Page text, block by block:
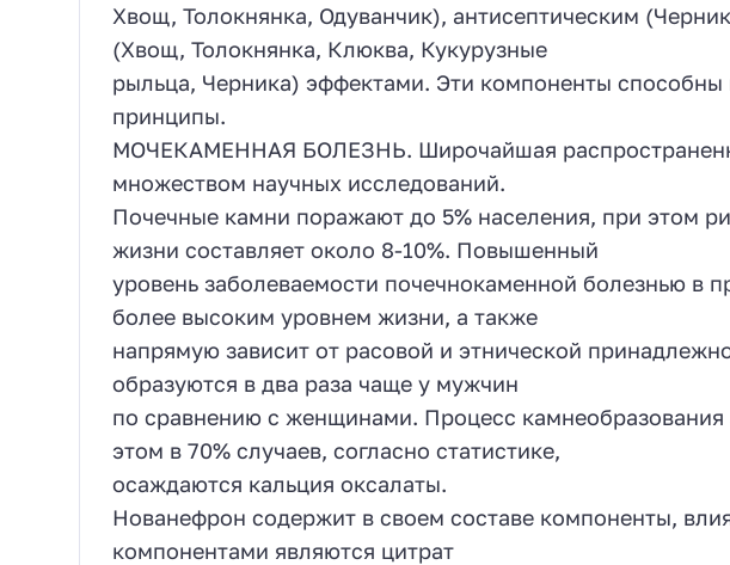
Хвощ, Толокнянка, Одуванчик), антисептическим
(Хвощ, Толокнянка, Клюква, Кукурузные
рыльца, Черника) эффектами. Эти компоненты
принципы.
МОЧЕКАМЕННАЯ БОЛЕЗНЬ. Широчайшая
множеством научных исследований.
Почечные камни поражают до 5% населения, при этом
жизни составляет около 8-10%. Повышенный
уровень заболеваемости почечнокаменной болезнью в
более высоким уровнем жизни, а также
напрямую зависит от расовой и этнической
образуются в два раза чаще у мужчин
по сравнению с женщинами. Процесс
этом в 70% случаев, согласно статистике,
осаждаются кальция оксалаты.
Нованефрон содержит в своем составе компоненты,
компонентами являются цитрат